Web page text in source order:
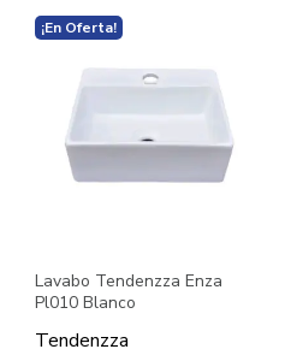
¡En Oferta!
Lavabo Tendenzza Enza
Pl010 Blanco
Tendenzza